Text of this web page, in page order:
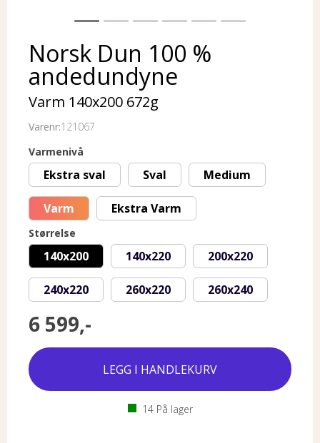
Norsk Dun 100 %
andedundyne
Varm 140x200 672g
Varenr:121067
Varmenivå
Ekstra sval Sval Medium
Varm Ekstra Varm
Størrelse
140x200 140x220 200x220
240x220 260x220 260x240
6 599,-
14På lager